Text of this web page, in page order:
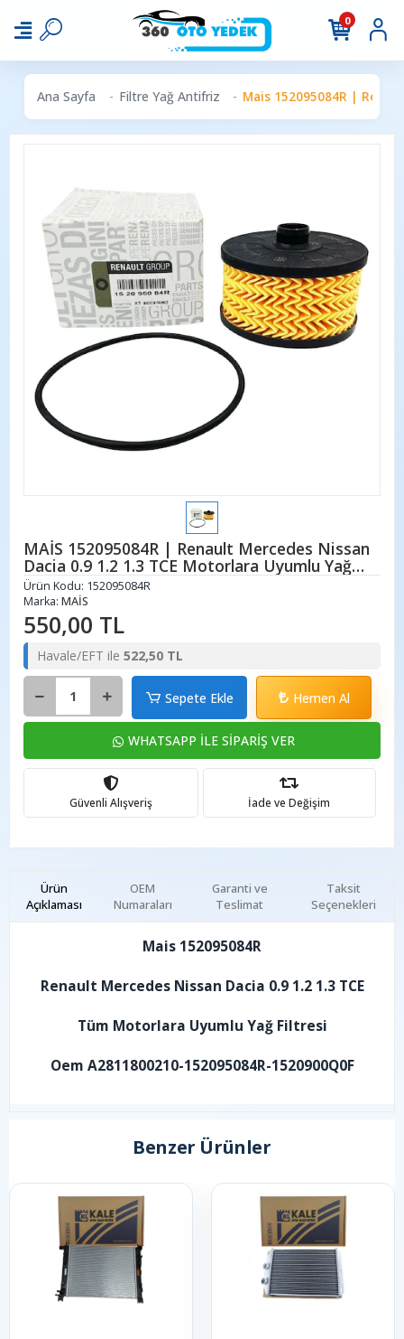
0
Ana Sayfa Filtre Yağ Antifriz Mais 152095084R |
MAİS 152095084R | Renault Mercedes Nissan
Dacia 0.9 1.2 1.3 TCE Motorlara Uyumlu Yağ
Filtresi
Ürün Kodu: 152095084R
Marka: MAİS
550,00 TL
Havale/EFT ile 522,50 TL
Sepete Ekle Hemen Al
WHATSAPP İLE SİPARİŞ VER
Güvenli Alışveriş İade ve Değişim
Ürün
Açıklaması
Garanti ve
Teslimat
Taksit
Seçenekleri
OEM
Numaraları
Mais 152095084R
Renault Mercedes Nissan Dacia 0.9 1.2 1.3 TCE
Tüm Motorlara Uyumlu Yağ Filtresi
Oem A2811800210-152095084R-1520900Q0F
Benzer Ürünler